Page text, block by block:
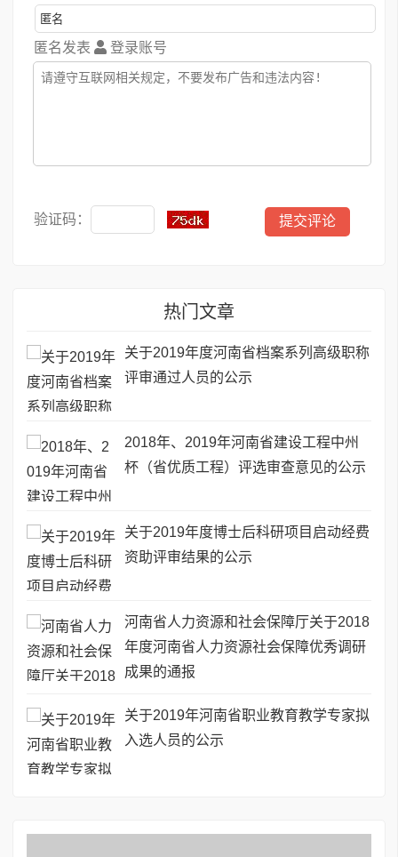
匿名发表 登录账号
验证码：
热门文章
关于2019年度河南省档案系列高级职称
评审通过人员的公示
2018年、2019年河南省建设工程中州
杯（省优质工程）评选审查意见的公示
关于2019年度博士后科研项目启动经费
资助评审结果的公示
河南省人力资源和社会保障厅关于2018
年度河南省人力资源社会保障优秀调研
成果的通报
关于2019年河南省职业教育教学专家拟
入选人员的公示